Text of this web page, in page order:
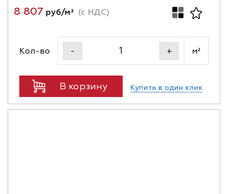
8 807 руб/м² (с НДС)
Кол-во - + м²
В корзину Купить в один клик